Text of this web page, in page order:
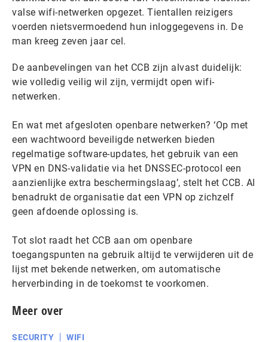
valse wifi-netwerken opgezet. Tientallen reizigers
voerden nietsvermoedend hun inloggegevens in. De
man kreeg zeven jaar cel.
De aanbevelingen van het CCB zijn alvast duidelijk:
wie volledig veilig wil zijn, vermijdt open wifi-
netwerken.
En wat met afgesloten openbare netwerken? ‘Op met
een wachtwoord beveiligde netwerken bieden
regelmatige software-updates, het gebruik van een
VPN en DNS-validatie via het DNSSEC-protocol een
aanzienlijke extra beschermingslaag’, stelt het CCB. Al
benadrukt de organisatie dat een VPN op zichzelf
geen afdoende oplossing is.
Tot slot raadt het CCB aan om openbare
toegangspunten na gebruik altijd te verwijderen uit de
lijst met bekende netwerken, om automatische
herverbinding in de toekomst te voorkomen.
Meer over
SECURITY WIFI